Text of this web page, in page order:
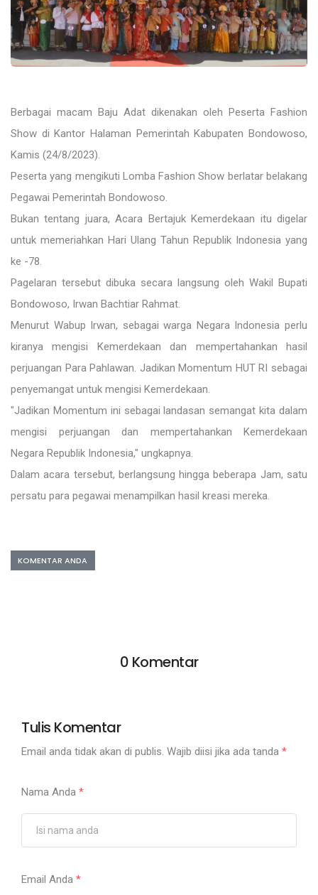
Berbagai macam Baju Adat dikenakan oleh Peserta Fashion
Show di Kantor Halaman Pemerintah Kabupaten Bondowoso,
Kamis (24/8/2023).
Peserta yang mengikuti Lomba Fashion Show berlatar belakang
Pegawai Pemerintah Bondowoso.
Bukan tentang juara, Acara Bertajuk Kemerdekaan itu digelar
untuk memeriahkan Hari Ulang Tahun Republik Indonesia yang
ke -78.
Pagelaran tersebut dibuka secara langsung oleh Wakil Bupati
Bondowoso, Irwan Bachtiar Rahmat.
Menurut Wabup Irwan, sebagai warga Negara Indonesia perlu
kiranya mengisi Kemerdekaan dan mempertahankan hasil
perjuangan Para Pahlawan. Jadikan Momentum HUT RI sebagai
penyemangat untuk mengisi Kemerdekaan.
"Jadikan Momentum ini sebagai landasan semangat kita dalam
mengisi perjuangan dan mempertahankan Kemerdekaan
Negara Republik Indonesia," ungkapnya.
Dalam acara tersebut, berlangsung hingga beberapa Jam, satu
persatu para pegawai menampilkan hasil kreasi mereka.
KOMENTAR ANDA
0 Komentar
Tulis Komentar
Email anda tidak akan di publis. Wajib diisi jika ada tanda *
Nama Anda *
Email Anda *